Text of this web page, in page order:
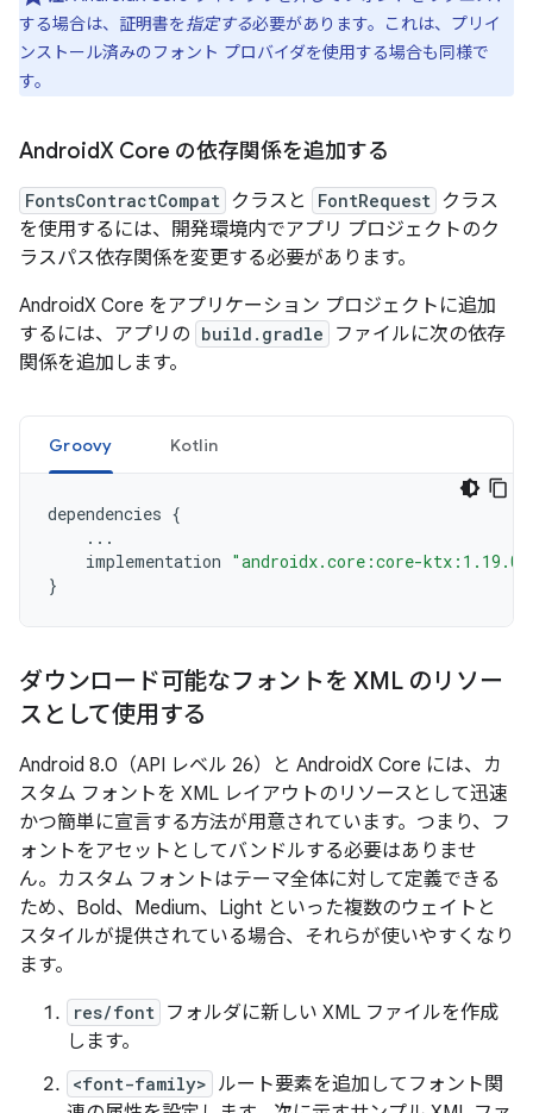
する場合は、証明書を指定する必要があります。これは、プリイ
ンストール済みのフォント プロバイダを使用する場合も同様で
す。
AndroidX Core の依存関係を追加する
FontsContractCompat クラスと FontRequest クラス
を使用するには、開発環境内でアプリ プロジェクトのク
ラスパス依存関係を変更する必要があります。
AndroidX Core をアプリケーション プロジェクトに追加
するには、アプリの build.gradle
ファイルに次の依存
関係を追加します。
Groovy Kotlin
dependencies {
...
implementation "androidx.core:core-ktx:1.19.0"
}
ダウンロード可能なフォントを XML のリソー
スとして使用する
Android 8.0（API レベル 26）と AndroidX Core には、カ
スタム フォントを XML レイアウトのリソースとして迅速
かつ簡単に宣言する方法が用意されています。つまり、フ
ォントをアセットとしてバンドルする必要はありませ
ん。カスタム フォントはテーマ全体に対して定義できる
ため、Bold、Medium、Light といった複数のウェイトと
スタイルが提供されている場合、それらが使いやすくなり
ます。
res/font フォルダに新しい XML ファイルを作成
します。
<font-family> ルート要素を追加してフォント関